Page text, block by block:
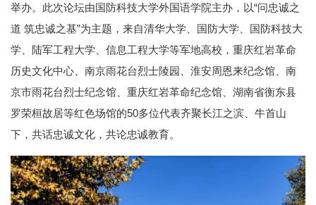
举办。此次论坛由国防科技大学外国语学院主办，以“问忠诚之
道 筑忠诚之基”为主题，来自清华大学、国防大学、国防科技大
学、陆军工程大学、信息工程大学等军地高校，重庆红岩革命
历史文化中心、南京雨花台烈士陵园、淮安周恩来纪念馆、南
京市雨花台烈士纪念馆、重庆红岩革命纪念馆、湖南省衡东县
罗荣桓故居等红色场馆的50多位代表齐聚长江之滨、牛首山
下，共话忠诚文化，共论忠诚教育。